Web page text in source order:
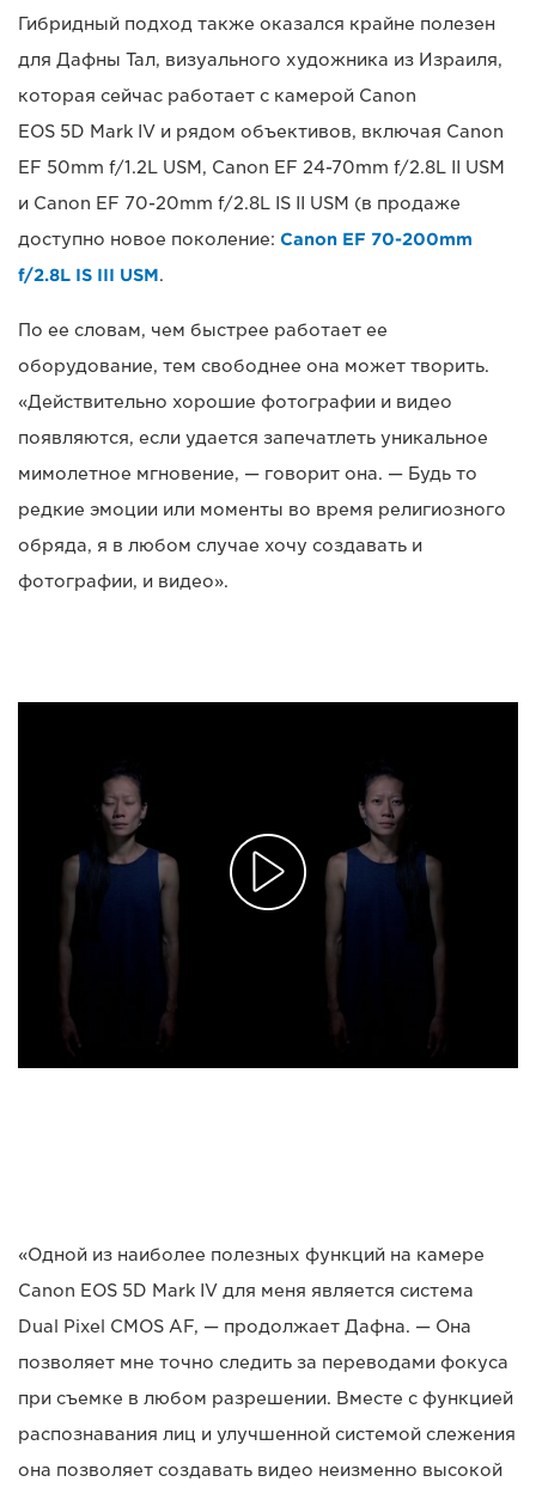
Гибридный подход также оказался крайне полезен
для Дафны Тал, визуального художника из Израиля,
которая сейчас работает с камерой Canon
EOS 5D Mark IV и рядом объективов, включая Canon
EF 50mm f/1.2L USM, Canon EF 24-70mm f/2.8L II USM
и Canon EF 70-20mm f/2.8L IS II USM (в продаже
доступно новое поколение: Canon EF 70-200mm
f/2.8L IS III USM.
По ее словам, чем быстрее работает ее
оборудование, тем свободнее она может творить.
«Действительно хорошие фотографии и видео
появляются, если удается запечатлеть уникальное
мимолетное мгновение, — говорит она. — Будь то
редкие эмоции или моменты во время религиозного
обряда, я в любом случае хочу создавать и
фотографии, и видео».
«Одной из наиболее полезных функций на камере
Canon EOS 5D Mark IV для меня является система
Dual Pixel CMOS AF, — продолжает Дафна. — Она
позволяет мне точно следить за переводами фокуса
при съемке в любом разрешении. Вместе с функцией
распознавания лиц и улучшенной системой слежения
она позволяет создавать видео неизменно высокой